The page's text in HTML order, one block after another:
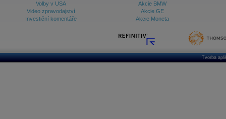
Volby v USA
Video zpravodajství
Investiční komentáře
Akcie BMW
Akcie GE
Akcie Moneta
Tvorba